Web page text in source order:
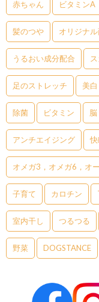
赤ちゃん ビタミンA
髪のつや オリジナ
うるおい成分配合
足のストレッチ 美白
除菌 ビタミン 脳
アンチエイジング
オメガ3，オメガ6，オ
子育て カロチン
室内干し つるつる
野菜 DOGSTANCE